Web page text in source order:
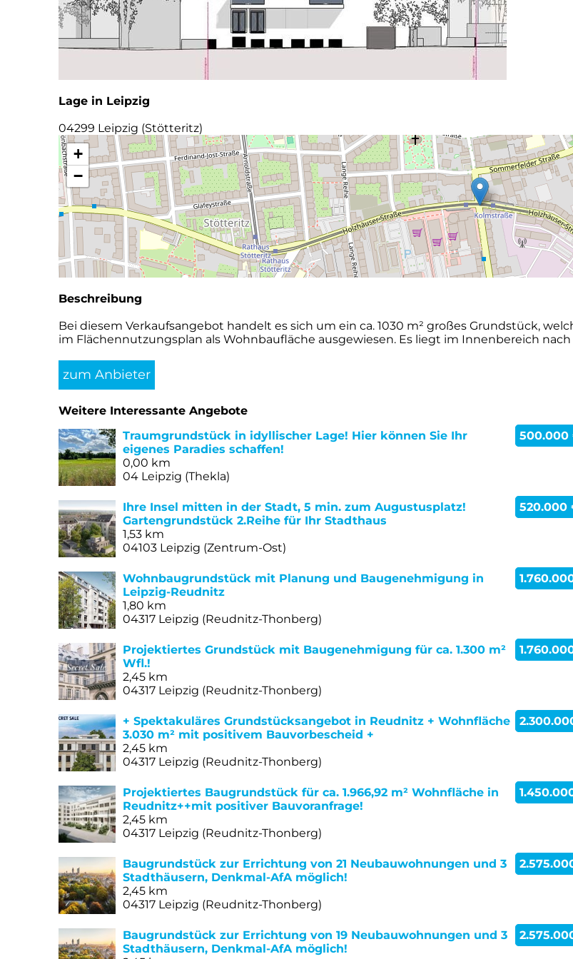
Lage in Leipzig
04299 Leipzig (Stötteritz)
+
−
Beschreibung
Bei diesem Verkaufsangebot handelt es sich um ein ca. 1030 m² großes Grundstück,
im Flächennutzungsplan als Wohnbaufläche ausgewiesen. Es liegt im Innenbereich nach
zum Anbieter
Weitere Interessante Angebote
Traumgrundstück in idyllischer Lage! Hier können Sie Ihr
eigenes Paradies schaffen!
0,00 km
04 Leipzig (Thekla)
500.000
Ihre Insel mitten in der Stadt, 5 min. zum Augustusplatz!
Gartengrundstück 2.Reihe für Ihr Stadthaus
1,53 km
04103 Leipzig (Zentrum-Ost)
520.000
Wohnbaugrundstück mit Planung und Baugenehmigung in
Leipzig-Reudnitz
1,80 km
04317 Leipzig (Reudnitz-Thonberg)
Projektiertes Grundstück mit Baugenehmigung für ca. 1.300 m²
Wfl.!
2,45 km
04317 Leipzig (Reudnitz-Thonberg)
+ Spektakuläres Grundstücksangebot in Reudnitz + Wohnfläche
3.030 m² mit positivem Bauvorbescheid +
2,45 km
04317 Leipzig (Reudnitz-Thonberg)
Projektiertes Baugrundstück für ca. 1.966,92 m² Wohnfläche in
Reudnitz++mit positiver Bauvoranfrage!
2,45 km
04317 Leipzig (Reudnitz-Thonberg)
Baugrundstück zur Errichtung von 21 Neubauwohnungen und 3
Stadthäusern, Denkmal-AfA möglich!
2,45 km
04317 Leipzig (Reudnitz-Thonberg)
Baugrundstück zur Errichtung von 19 Neubauwohnungen und 3
Stadthäusern, Denkmal-AfA möglich!